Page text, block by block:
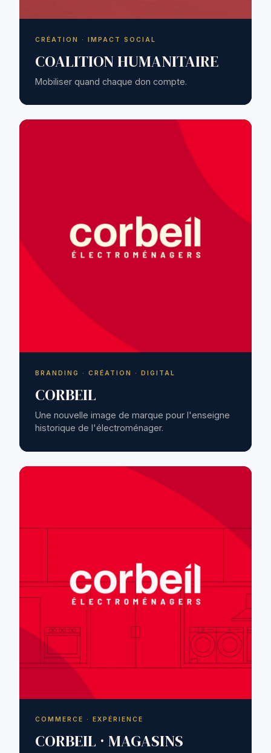
CRÉATION · IMPACT SOCIAL
COALITION HUMANITAIRE
Mobiliser quand chaque don compte.
BRANDING · CRÉATION · DIGITAL
CORBEIL
Une nouvelle image de marque pour l'enseigne
historique de l'électroménager.
COMMERCE · EXPÉRIENCE
CORBEIL · MAGASINS